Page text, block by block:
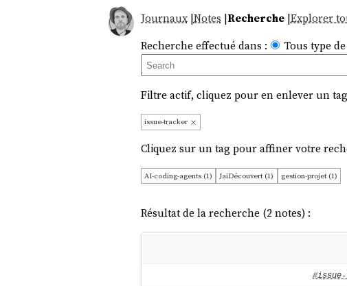
Journaux|Notes |Recherche|Explorer
Recherche effectué dans :
Tous type
Filtre actif, cliquez pour en enlever un
issue-tracker
Cliquez sur un tag pour affiner votre
AI-coding-agents (1) JaiDécouvert (1) gestion-projet (1)
Résultat de la recherche (2 notes) :